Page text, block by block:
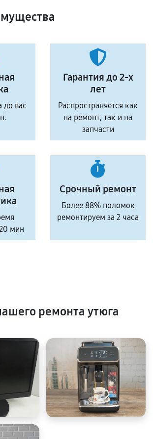
до вас
Гарантия до 2-х
лет
Распространяется как
на ремонт, так и на
запчасти
мин
Срочный ремонт
Более 88% поломок
ремонтируем за 2 часа
ремонта утюга